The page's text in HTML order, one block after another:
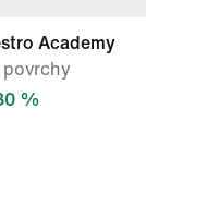
Academy
povrchy
%